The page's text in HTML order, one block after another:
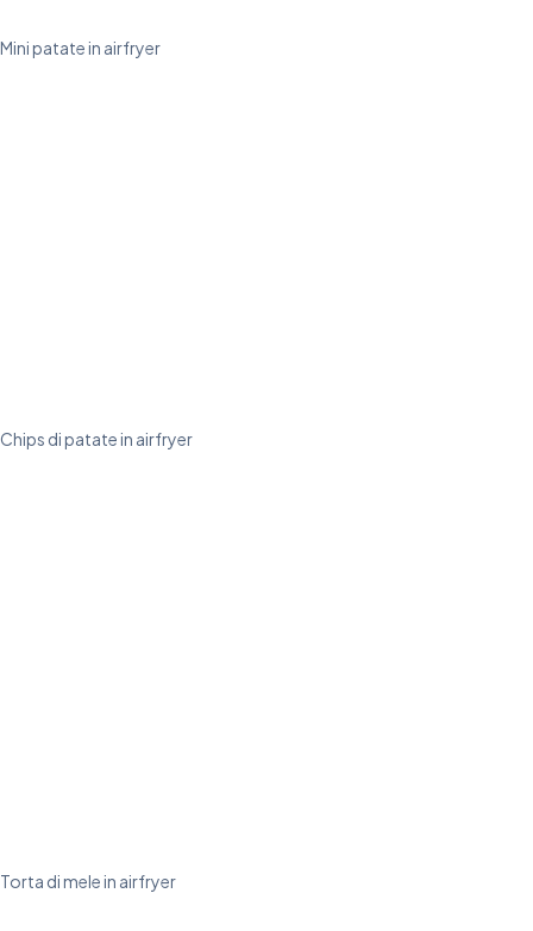
Mini patate in airfryer
Chips di patate in airfryer
Torta di mele in airfryer